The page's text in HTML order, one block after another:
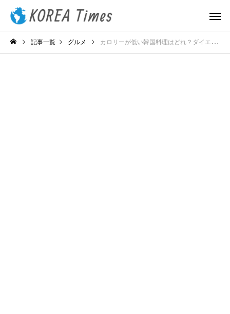
記事一覧 グルメ カロリーが低い韓国料理はどれ？ダイエット中でも罪悪感なしのメニューを紹介